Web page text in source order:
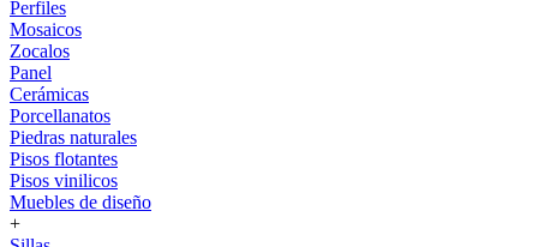
Perfiles
Mosaicos
Zocalos
Panel
Cerámicas
Porcellanatos
Piedras naturales
Pisos flotantes
Pisos vinilicos
Muebles de diseño
+